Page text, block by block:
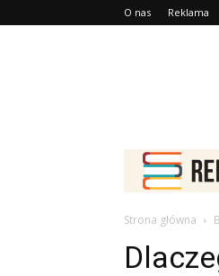
O nas Reklama
Strona główna